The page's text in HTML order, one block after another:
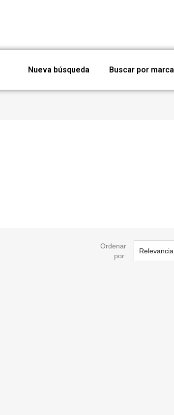
Nueva búsqueda Buscar por marca
Ordenar
por:
Relevancia